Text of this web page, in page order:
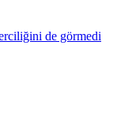
de görmedi